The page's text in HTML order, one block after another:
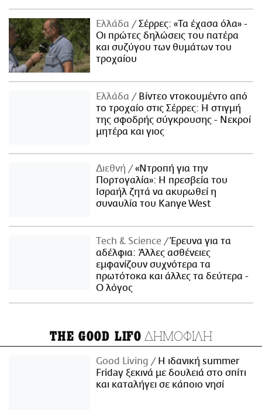
Ελλάδα
Σέρρες: «Τα έχασα όλα» -
Οι πρώτες δηλώσεις του πατέρα
και συζύγου των θυμάτων του
τροχαίου
Ελλάδα
Βίντεο ντοκουμέντο από
το τροχαίο στις Σέρρες: Η στιγμή
της σφοδρής σύγκρουσης - Νεκροί
μητέρα και γιος
Διεθνή
«Ντροπή για την
Πορτογαλία»: Η πρεσβεία του
Ισραήλ ζητά να ακυρωθεί η
συναυλία του Kanye West
Τech & Science
Έρευνα για τα
αδέλφια: Άλλες ασθένειες
εμφανίζουν συχνότερα τα
πρωτότοκα και άλλες τα δεύτερα -
Ο λόγος
THE GOOD LIFO ΔΗΜΟΦΙΛΗ
Good Living
Η ιδανική summer
Friday ξεκινά με δουλειά στο σπίτι
και καταλήγει σε κάποιο νησί